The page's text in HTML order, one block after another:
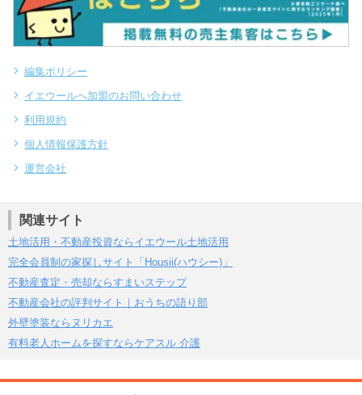
編集ポリシー
イエウールへ加盟のお問い合わせ
利用規約
個人情報保護方針
運営会社
関連サイト
土地活用・不動産投資ならイエウール土地活用
完全会員制の家探しサイト「Housii(ハウシー)」
不動産査定・売却ならすまいステップ
不動産会社の評判サイト｜おうちの語り部
外壁塗装ならヌリカエ
有料老人ホームを探すならケアスル 介護